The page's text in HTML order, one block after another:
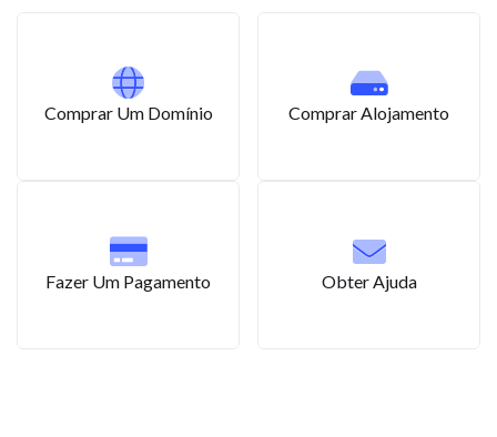
Comprar Um Domínio Comprar Alojamento
Fazer Um Pagamento Obter Ajuda